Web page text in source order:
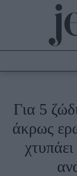
Culture
Fashion
Shopping
Styling Tips
Fashion News
Για 5
άκρως